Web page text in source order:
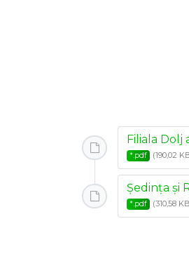
Filiala Dolj
*.pdf (190,02
Ședința și
*.pdf (310,58